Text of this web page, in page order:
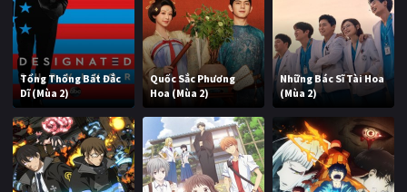
Tổng Thống Bất Đắc
Dĩ (Mùa 2)
Quốc Sắc Phương
Hoa (Mùa 2)
Những Bác Sĩ Tài Hoa
(Mùa 2)